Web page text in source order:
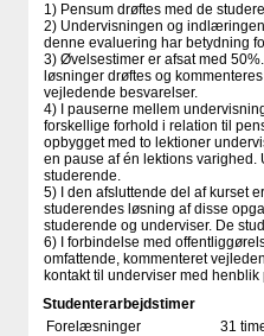
1) Pensum drøftes med de
2) Undervisningen og
denne evaluering har betydning
3) Øvelsestimer er afsat med
løsninger drøftes og
vejledende besvarelser.
4) I pauserne mellem
forskellige forhold i relation til
opbygget med to lektioner
en pause af én lektions
studerende.
5) I den afsluttende del af kurset
studerendes løsning af disse
studerende og underviser. De
6) I forbindelse med
omfattende, kommenteret
kontakt til underviser med
Studenterarbejdstimer
Forelæsninger
31